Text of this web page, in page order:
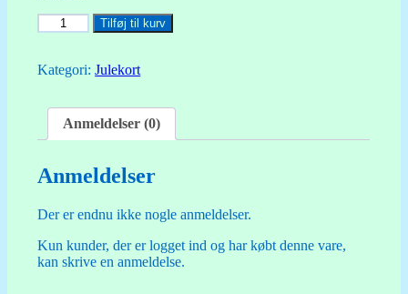
9
Julekort
Landskab
Tilføj til kurv
Kategori:Julekort
Anmeldelser (0)
Anmeldelser
Der er endnu ikke nogle anmeldelser.
Kun kunder, der er logget ind og har købt denne vare,
kan skrive en anmeldelse.